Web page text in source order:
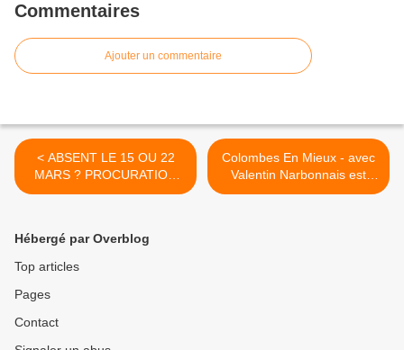
Commentaires
Ajouter un commentaire
< ABSENT LE 15 OU 22
MARS ? PROCURATION
ELECTION COLOMBES
Colombes En Mieux - avec
Valentin Narbonnais est
avec Valentin
Hébergé par Overblog
Top articles
Pages
Contact